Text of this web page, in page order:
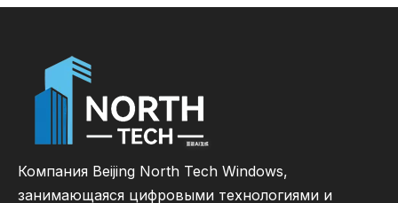
Компания Beijing North Tech Windows,
занимающаяся цифровыми технологиями и